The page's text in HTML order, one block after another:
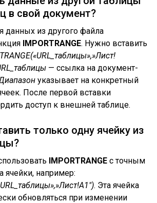
в свой документ?
данных из другого файла
IMPORTRANGE. Нужно вставить
— ссылка на документ-
указывает на конкретный
После первой вставки
доступ к внешней таблице.
только одну ячейку из
IMPORTRANGE с точным
ячейки, например:
. Эта ячейка
обновляться при изменении